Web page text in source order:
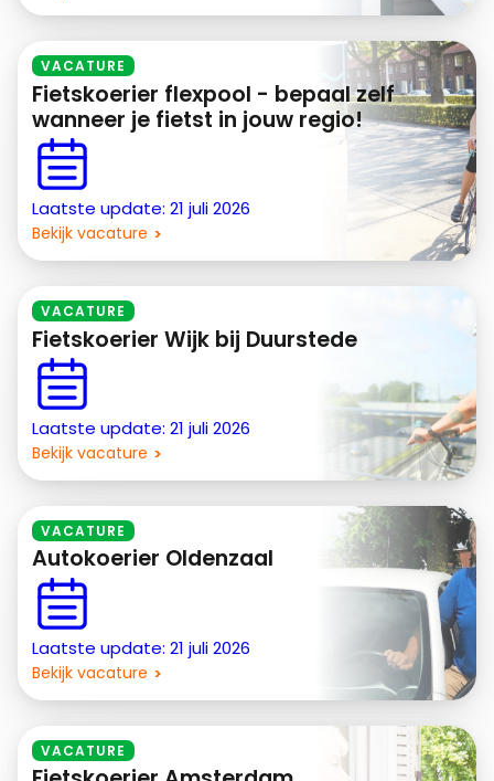
VACATURE
Fietskoerier flexpool - bepaal zelf
wanneer je fietst in jouw regio!
Laatste update: 21 juli 2026
Bekijk vacature
VACATURE
Fietskoerier Wijk bij Duurstede
Laatste update: 21 juli 2026
Bekijk vacature
VACATURE
Autokoerier Oldenzaal
Laatste update: 21 juli 2026
Bekijk vacature
VACATURE